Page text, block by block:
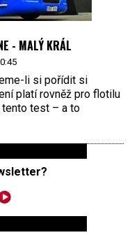
- MALÝ KRÁL
li si pořídit si
platí rovněž pro flotilu
tento test – a to